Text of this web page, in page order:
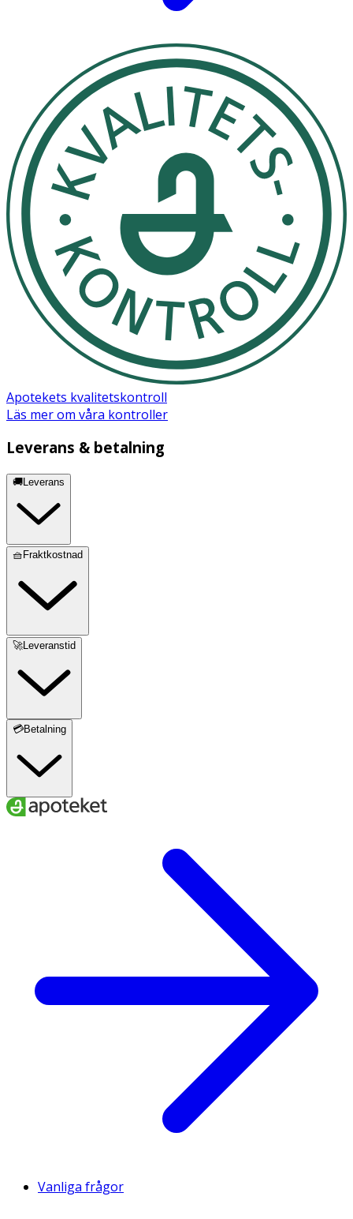
Apotekets kvalitetskontroll
Läs mer om våra kontroller
Leverans & betalning
🚚Leverans
🧺Fraktkostnad
🚀Leveranstid
💳Betalning
Vanliga frågor